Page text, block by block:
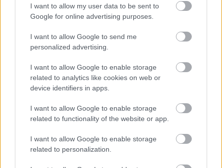
I want to allow my user data to be sent to
Google for online advertising purposes.
I want to allow Google to send me
personalized advertising.
I want to allow Google to enable storage
related to analytics like cookies on web or
device identifiers in apps.
I want to allow Google to enable storage
related to functionality of the website or app.
I want to allow Google to enable storage
related to personalization.
Velencében mutatkozik be Horvát Lili
első angol nyelvű filmje
A bohócok tudják, mitől félünk
Női rendezőkről várja a cikkeket a
Metropolis